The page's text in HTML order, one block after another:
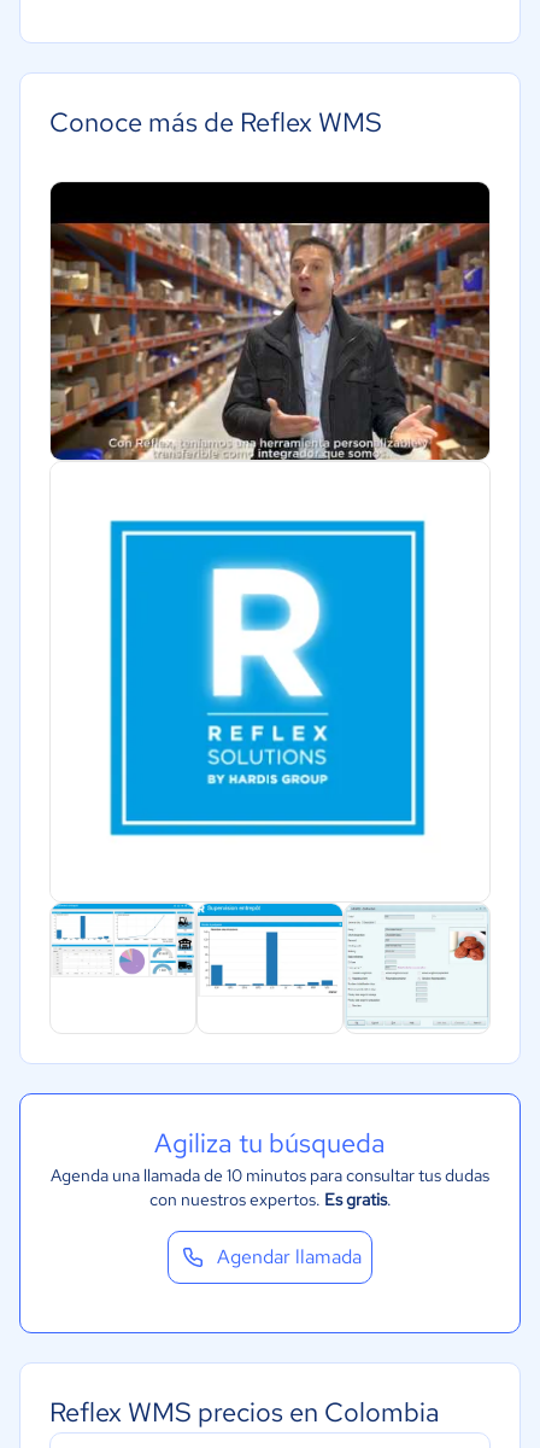
Conoce más de Reflex WMS
Agiliza tu búsqueda
Agenda una llamada de 10 minutos para consultar tus dudas
con nuestros expertos. Es gratis.
Agendar llamada
Reflex WMS precios en Colombia